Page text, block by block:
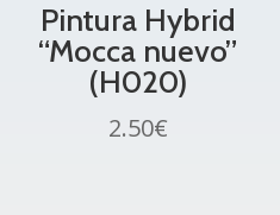
Pintura Hybrid
“Mocca nuevo”
(H020)
2.50€